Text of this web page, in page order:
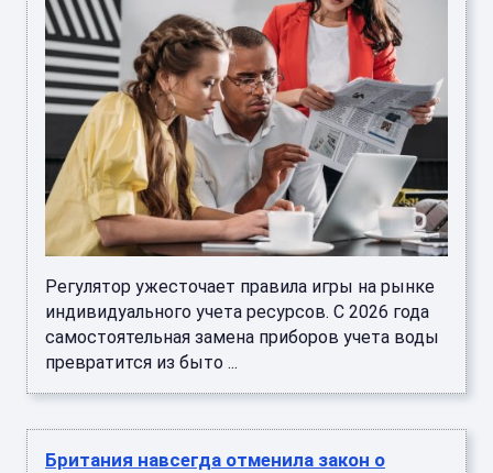
Регулятор ужесточает правила игры на рынке
индивидуального учета ресурсов. С 2026 года
самостоятельная замена приборов учета воды
превратится из быто ...
Британия навсегда отменила закон о